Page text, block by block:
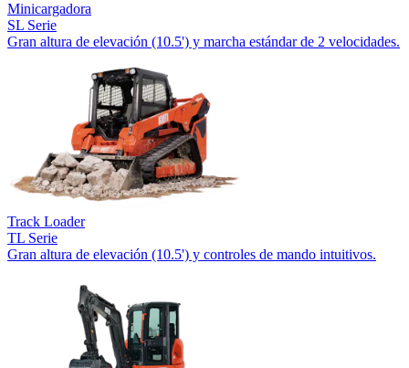
Minicargadora
SL Serie
Gran altura de elevación (10.5') y marcha estándar de 2 velocidades.
Track Loader
TL Serie
Gran altura de elevación (10.5') y controles de mando intuitivos.